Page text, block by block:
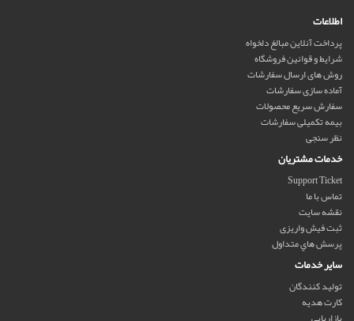
اطلاعات
پرداخت آنلاین مبالغ دلخواه
شرایط و قوانین فروشگاه
روش های ارسال سفارشات
آماده سازی سفارشات
سفارش سریع محصولات
بیمه تکمیلی سفارشات
نظر سنجی
خدمات مشتریان
Support Ticket
تماس با ما
نقشه سایت
ثبت فیش واریزی
پرسش هاي متداول
سایر خدمات
تولید کنندگان
کارت هدیه